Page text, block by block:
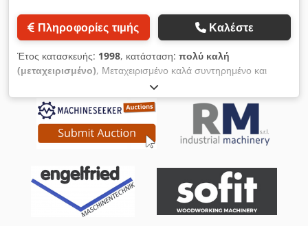
Πληροφορίες τιμής Καλέστε
Έτος κατασκευής: 1998, κατάσταση: πολύ καλή
(μεταχειρισμένο), Μεταχειρισμένο καλά συντηρημένο και
πολύ καθαρό Edwards Pearson RTB 2metre x 60 ton 6axis
CNC υδραυλική πρέσα προς πώληση Πρέσα 2050mm /
2metre x 60 τόνοι χωρητικότητας Μάρκα: Edwards Pearson
Μοντέλο: RTB60T 6 άξονες: Y1,Y2,X,R,Z1 και Z2 Πλήρως
συντηρημένο Πλήρες μήκος άνω και κάτω εργαλείων
Esrf Διατίθεται παράδοση και εγκατάσταση στο εργοστάσιό
σας